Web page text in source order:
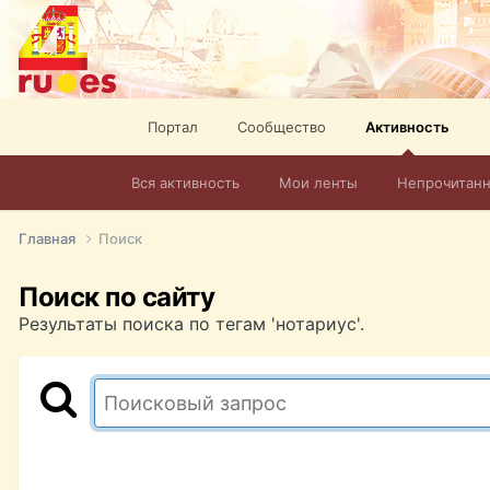
Портал Сообщество Активность
Вся активность Мои ленты
Главная Поиск
Поиск по сайту
Результаты поиска по тегам 'нотариус'.